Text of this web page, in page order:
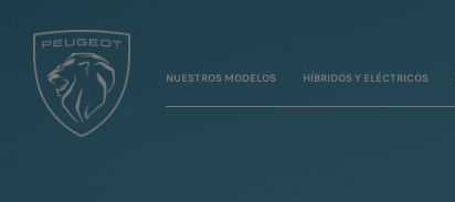
NUESTROS MODELOS HÍBRIDOS Y ELÉCTRICOS